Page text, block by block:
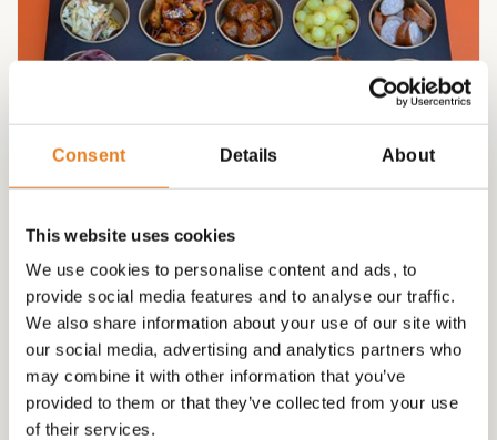
Consent Details About
This website uses cookies
We use cookies to personalise content and ads, to
provide social media features and to analyse our traffic.
We also share information about your use of our site with
our social media, advertising and analytics partners who
may combine it with other information that you’ve
provided to them or that they’ve collected from your use
of their services.
PARTY-BITES (met uitneembare bakjes)
€ 60.00